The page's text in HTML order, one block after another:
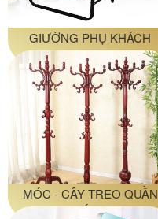
GIƯỜNG PHỤ KHÁCH
SẠN
MÓC - CÂY TREO QUẦN
ÁO